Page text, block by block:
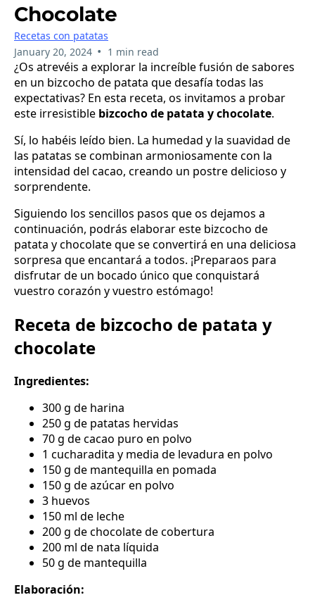
Chocolate
Recetas con patatas
January 20, 2024 • 1 min read
¿Os atrevéis a explorar la increíble fusión de sabores
en un bizcocho de patata que desafía todas las
expectativas? En esta receta, os invitamos a probar
este irresistible bizcocho de patata y chocolate.
Sí, lo habéis leído bien. La humedad y la suavidad de
las patatas se combinan armoniosamente con la
intensidad del cacao, creando un postre delicioso y
sorprendente.
Siguiendo los sencillos pasos que os dejamos a
continuación, podrás elaborar este bizcocho de
patata y chocolate que se convertirá en una deliciosa
sorpresa que encantará a todos. ¡Preparaos para
disfrutar de un bocado único que conquistará
vuestro corazón y vuestro estómago!
Receta de bizcocho de patata y
chocolate
Ingredientes:
300 g de harina
250 g de patatas hervidas
70 g de cacao puro en polvo
1 cucharadita y media de levadura en polvo
150 g de mantequilla en pomada
150 g de azúcar en polvo
3 huevos
150 ml de leche
200 g de chocolate de cobertura
200 ml de nata líquida
50 g de mantequilla
Elaboración: